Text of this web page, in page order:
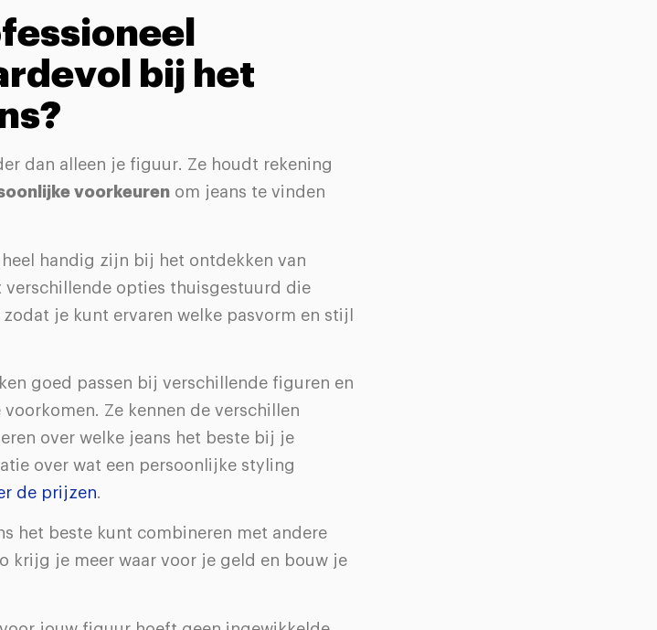
bij het
dan alleen je figuur. Ze houdt rekening
voorkeuren om jeans te vinden
handig zijn bij het ontdekken van
verschillende opties thuisgestuurd die
je kunt ervaren welke pasvorm en stijl
goed passen bij verschillende figuren en
Ze kennen de verschillen
over welke jeans het beste bij je
over wat een persoonlijke styling
de prijzen.
het beste kunt combineren met andere
krijg je meer waar voor je geld en bouw je